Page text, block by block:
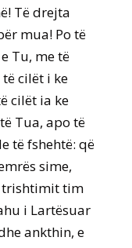
Të drejta
mua! Po të
Tu, me të
cilët i ke
cilët ia ke
Tua, apo të
të fshehtë: që
sime,
trishtimit tim
i Lartësuar
ankthin, e